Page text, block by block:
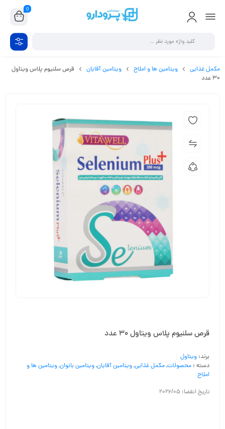
0
مکمل غذایی ویتامین ها و املاح ویتامین آقایان
قرص سلنیوم پلاس ویتاول
30 عدد
قرص سلنیوم پلاس ویتاول 30 عدد
برند: ویتاول
دسته : محصولات,مکمل غذایی,ویتامین آقایان,ویتامین بانوان,ویتامین ها و
املاح
تاریخ انقضا: 2026/05